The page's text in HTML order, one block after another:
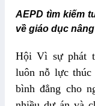
AEPD tìm kiếm
về giáo dục
Hội Vì sự phát
luôn nỗ lực thúc
bình đẳng cho